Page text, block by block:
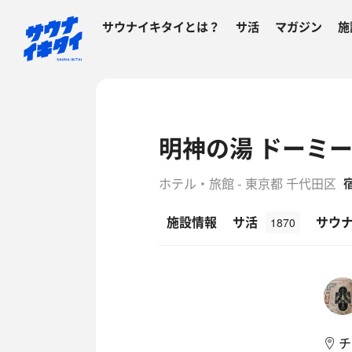
サウナイキタイとは？ サ活 マガジン
明神の湯 ドーミ
ホテル・旅館 - 東京都 千代田区
施設情報 サ活 1870 サウ